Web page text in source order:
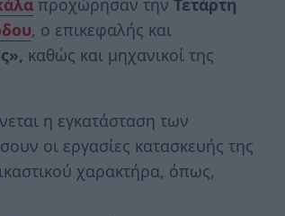
, ο επικεφαλής και
καθώς και μηχανικοί της
η εγκατάσταση των
οι εργασίες κατασκευής της
χαρακτήρα, όπως,